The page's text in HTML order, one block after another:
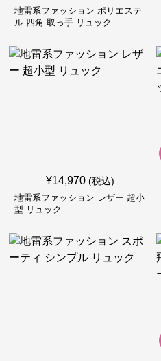
地雷系ファッション ポリエステ
ル 四角 取っ手 リュック
¥14,970 (税込)
地雷系ファッション レザー 超小
型 リュック